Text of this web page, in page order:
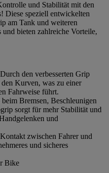
und Stabilität mit den
Diese speziell entwickelten
am Tank und weiteren
bieten zahlreiche Vorteile,
den verbesserten Grip
Kurven, was zu einer
Fahrweise führt.
Bremsen, Beschleunigen
sorgt für mehr Stabilität und
und
zwischen Fahrer und
und sicheres
Bike